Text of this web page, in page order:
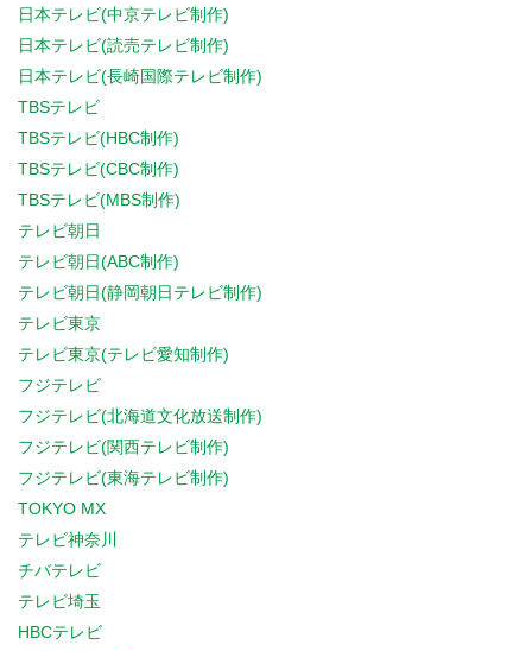
日本テレビ(中京テレビ制作)
日本テレビ(読売テレビ制作)
日本テレビ(長崎国際テレビ制作)
TBSテレビ
TBSテレビ(HBC制作)
TBSテレビ(CBC制作)
TBSテレビ(MBS制作)
テレビ朝日
テレビ朝日(ABC制作)
テレビ朝日(静岡朝日テレビ制作)
テレビ東京
テレビ東京(テレビ愛知制作)
フジテレビ
フジテレビ(北海道文化放送制作)
フジテレビ(関西テレビ制作)
フジテレビ(東海テレビ制作)
TOKYO MX
テレビ神奈川
チバテレビ
テレビ埼玉
HBCテレビ